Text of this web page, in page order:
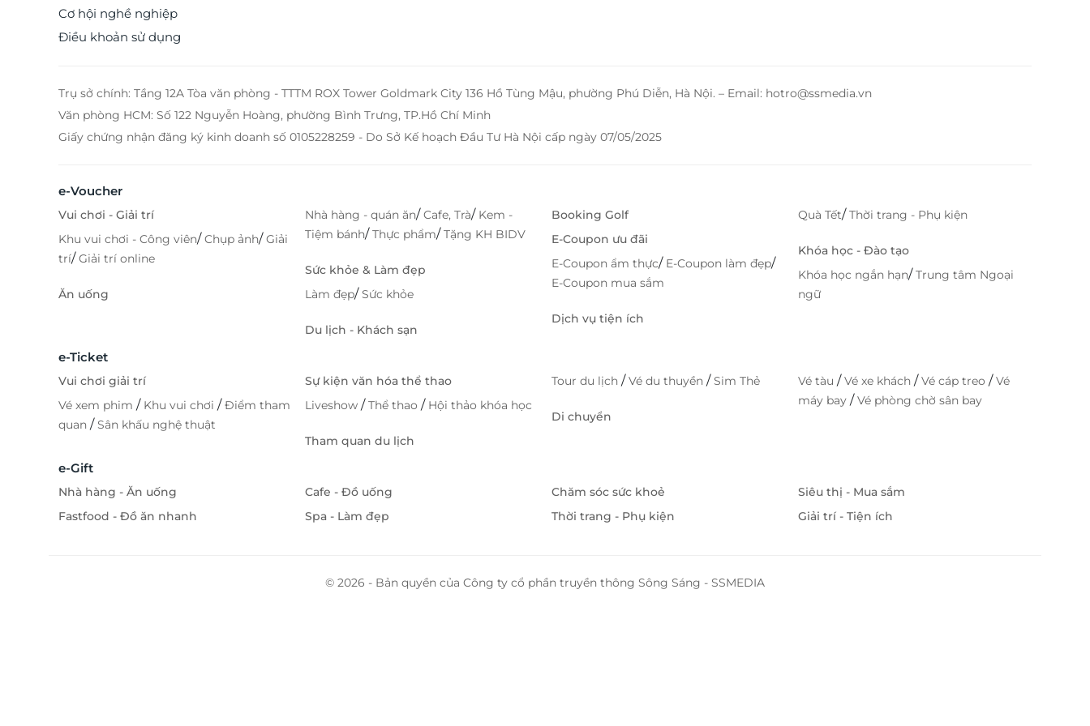
Cơ hội nghề nghiệp
Điều khoản sử dụng
Trụ sở chính: Tầng 12A Tòa văn phòng - TTTM ROX Tower Goldmark City 136 Hồ Tùng Mậu, phường Phú Diễn, Hà Nội. – Email: hotro@ssmedia.vn
Văn phòng HCM: Số 122 Nguyễn Hoàng, phường Bình Trưng, TP.Hồ Chí Minh
Giấy chứng nhận đăng ký kinh doanh số 0105228259 - Do Sở Kế hoạch Đầu Tư Hà Nội cấp ngày 07/05/2025
e-Voucher
Vui chơi - Giải trí
Khu vui chơi - Công viên/Chụp ảnh/Giải
trí/Giải trí online
Ăn uống
Nhà hàng - quán ăn/Cafe, Trà/ Kem -
Tiệm bánh/Thực phẩm/Tặng KH BIDV
Sức khỏe & Làm đẹp
Làm đẹp/Sức khỏe
Du lịch - Khách sạn
Booking Golf
E-Coupon ưu đãi
E-Coupon ẩm thực/ E-Coupon làm đẹp/
E-Coupon mua sắm
Dịch vụ tiện ích
Quà Tết/Thời trang - Phụ kiện
Khóa học - Đào tạo
Khóa học ngắn hạn/Trung tâm Ngoại
ngữ
e-Ticket
Vui chơi giải trí
Vé xem phim / Khu vui chơi /Điểm tham
quan /Sân khấu nghệ thuật
Sự kiện văn hóa thể thao
Liveshow /Thể thao / Hội thảo khóa học
Tham quan du lịch
Tour du lịch /Vé du thuyền /Sim Thẻ
Di chuyển
Vé tàu /Vé xe khách /Vé cáp treo /Vé
máy bay /Vé phòng chờ sân bay
e-Gift
Nhà hàng - Ăn uống
Fastfood - Đồ ăn nhanh
Cafe - Đồ uống
Spa - Làm đẹp
Chăm sóc sức khoẻ
Thời trang - Phụ kiện
Siêu thị - Mua sắm
Giải trí - Tiện ích
© 2026 - Bản quyền của Công ty cổ phần truyền thông Sông Sáng - SSMEDIA